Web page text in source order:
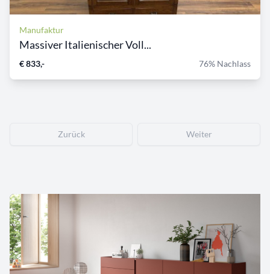
Manufaktur
Massiver Italienischer Voll...
€ 833,- 76% Nachlass
Zurück Weiter